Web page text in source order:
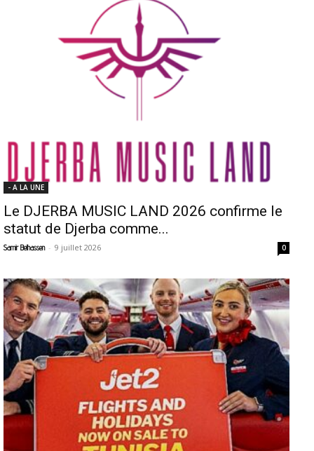
- A LA UNE
Le DJERBA MUSIC LAND 2026 confirme le
statut de Djerba comme...
Samir Belhassen - 9 juillet 2026 0